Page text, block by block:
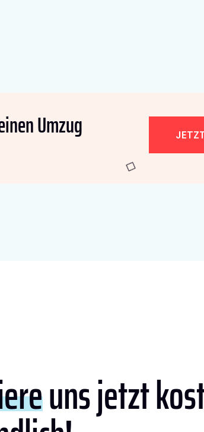
Umzug
uns jetzt